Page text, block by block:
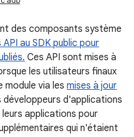
des composants système
au SDK public pour
Ces API sont mises à
les utilisateurs finaux
module via les mises à jour
développeurs d'applications
applications pour
qui n'étaient